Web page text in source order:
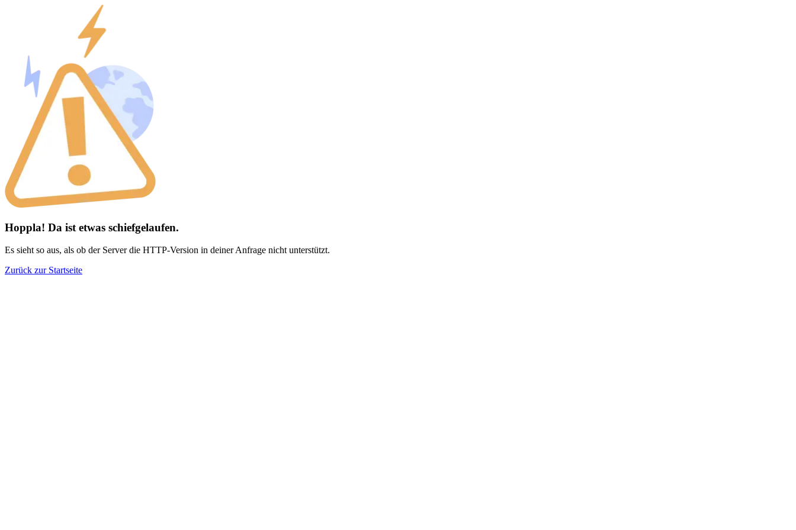
Hoppla! Da ist etwas schiefgelaufen.
Es sieht so aus, als ob der Server die HTTP-Version in deiner Anfrage nicht unterstützt.
Zurück zur Startseite